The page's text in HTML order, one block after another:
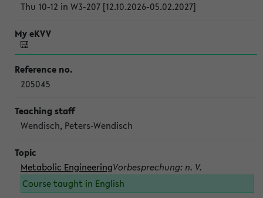
Thu 10-12 in W3-207 [12.10.2026-05.02.2027]
205045
Wendisch, Peters-Wendisch
Metabolic EngineeringVorbesprechung: n. V.
Course taught in English